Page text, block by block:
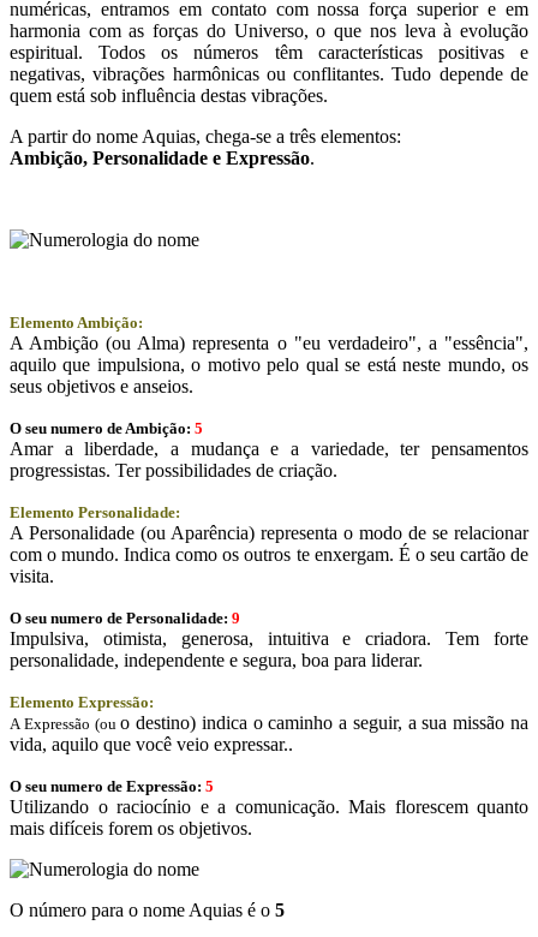
numéricas, entramos em contato com nossa força superior e em
harmonia com as forças do Universo, o que nos leva à evolução
espiritual. Todos os números têm características positivas e
negativas, vibrações harmônicas ou conflitantes. Tudo depende de
quem está sob influência destas vibrações.
A partir do nome Aquias, chega-se a três elementos:
Ambição, Personalidade e Expressão.
Elemento Ambição:
A Ambição (ou Alma) representa o "eu verdadeiro", a "essência",
aquilo que impulsiona, o motivo pelo qual se está neste mundo, os
seus objetivos e anseios.
O seu numero de Ambição: 5
Amar a liberdade, a mudança e a variedade, ter pensamentos
progressistas. Ter possibilidades de criação.
Elemento Personalidade:
A Personalidade (ou Aparência) representa o modo de se relacionar
com o mundo. Indica como os outros te enxergam. É o seu cartão de
visita.
O seu numero de Personalidade: 9
Impulsiva, otimista, generosa, intuitiva e criadora. Tem forte
personalidade, independente e segura, boa para liderar.
Elemento Expressão:
A Expressão (ouo destino) indica o caminho a seguir, a sua missão na
vida, aquilo que você veio expressar..
O seu numero de Expressão: 5
Utilizando o raciocínio e a comunicação. Mais florescem quanto
mais difíceis forem os objetivos.
O número para o nome Aquias é o 5